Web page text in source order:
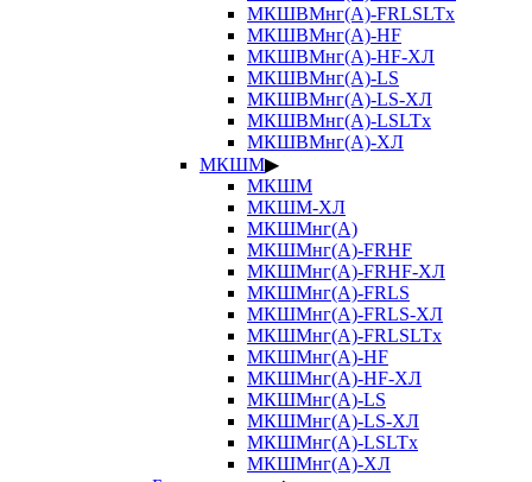
МКШВМнг(А)-FRLSLTx
МКШВМнг(А)-HF
МКШВМнг(А)-HF-ХЛ
МКШВМнг(А)-LS
МКШВМнг(А)-LS-ХЛ
МКШВМнг(А)-LSLTx
МКШВМнг(А)-ХЛ
МКШМ▶
МКШМ
МКШМ-ХЛ
МКШМнг(А)
МКШМнг(А)-FRHF
МКШМнг(А)-FRHF-ХЛ
МКШМнг(А)-FRLS
МКШМнг(А)-FRLS-ХЛ
МКШМнг(А)-FRLSLTx
МКШМнг(А)-HF
МКШМнг(А)-HF-ХЛ
МКШМнг(А)-LS
МКШМнг(А)-LS-ХЛ
МКШМнг(А)-LSLTx
МКШМнг(А)-ХЛ